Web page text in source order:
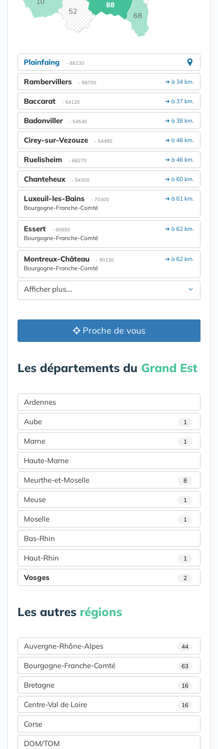
52
68
88
Plainfaing - 88230
➔ à 34 km.
Rambervillers - 88700
➔ à 37 km.
Baccarat - 54120
➔ à 38 km.
Badonviller - 54540
➔ à 46 km.
Cirey-sur-Vezouze - 54480
➔ à 46 km.
Ruelisheim - 68270
➔ à 60 km.
Chanteheux - 54300
➔ à 61 km.
Luxeuil-les-Bains - 70300
Bourgogne-Franche-Comté
➔ à 62 km.
Essert - 90850
Bourgogne-Franche-Comté
➔ à 62 km.
Montreux-Château - 90130
Bourgogne-Franche-Comté
Afficher plus....
Proche de vous
Les départements du Grand Est
Ardennes
Aube 1
Marne 1
Haute-Marne
Meurthe-et-Moselle 8
Meuse 1
Moselle 1
Bas-Rhin
Haut-Rhin 1
Vosges 2
Les autres régions
Auvergne-Rhône-Alpes 44
Bourgogne-Franche-Comté 63
Bretagne 16
Centre-Val de Loire 16
Corse
DOM/TOM